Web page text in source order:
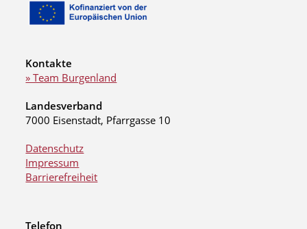
Kontakte
» Team Burgenland
Landesverband
7000 Eisenstadt, Pfarrgasse 10
Datenschutz
Impressum
Barrierefreiheit
Telefon